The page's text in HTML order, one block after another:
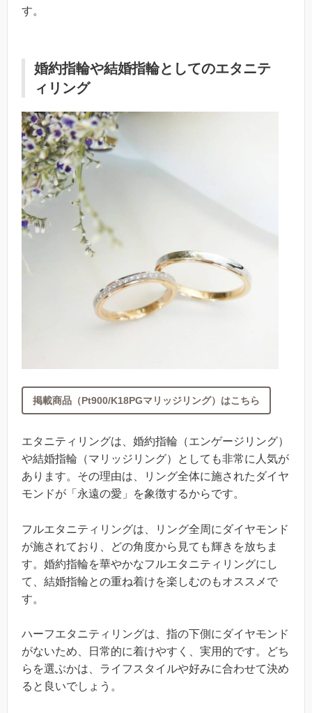
す。
婚約指輪や結婚指輪としてのエタニテ
ィリング
掲載商品（Pt900/K18PGマリッジリング）はこちら
エタニティリングは、婚約指輪（エンゲージリング）
や結婚指輪（マリッジリング）としても非常に人気が
あります。その理由は、リング全体に施されたダイヤ
モンドが「永遠の愛」を象徴するからです。
フルエタニティリングは、リング全周にダイヤモンド
が施されており、どの角度から見ても輝きを放ちま
す。婚約指輪を華やかなフルエタニティリングにし
て、結婚指輪との重ね着けを楽しむのもオススメで
す。
ハーフエタニティリングは、指の下側にダイヤモンド
がないため、日常的に着けやすく、実用的です。どち
らを選ぶかは、ライフスタイルや好みに合わせて決め
ると良いでしょう。